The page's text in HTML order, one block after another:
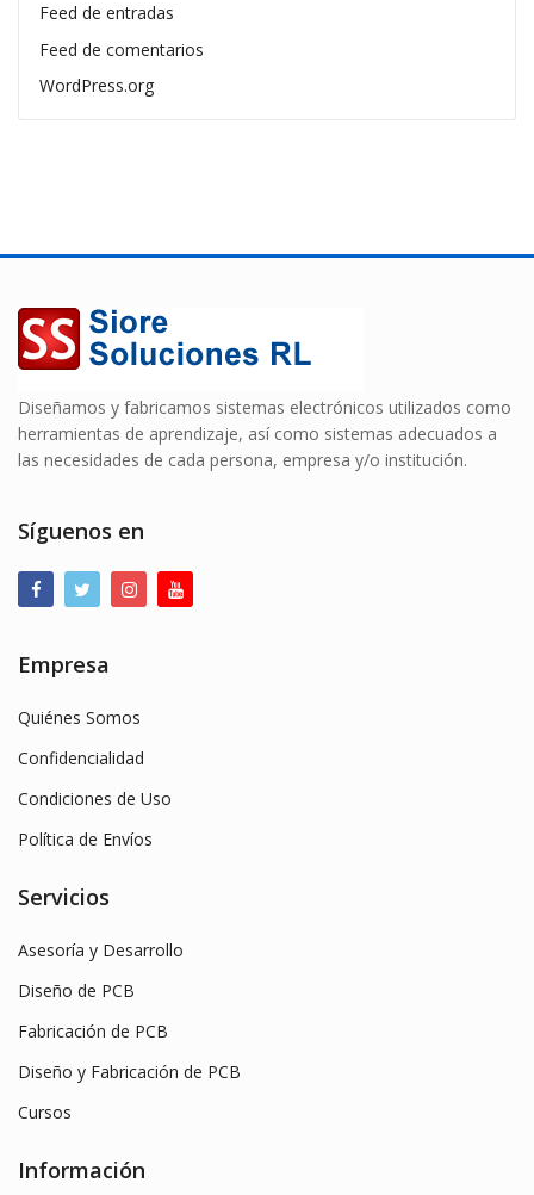
Feed de entradas
Feed de comentarios
WordPress.org
Diseñamos y fabricamos sistemas electrónicos utilizados como
herramientas de aprendizaje, así como sistemas adecuados a
las necesidades de cada persona, empresa y/o institución.
Síguenos en
Empresa
Quiénes Somos
Confidencialidad
Condiciones de Uso
Política de Envíos
Servicios
Asesoría y Desarrollo
Diseño de PCB
Fabricación de PCB
Diseño y Fabricación de PCB
Cursos
Información